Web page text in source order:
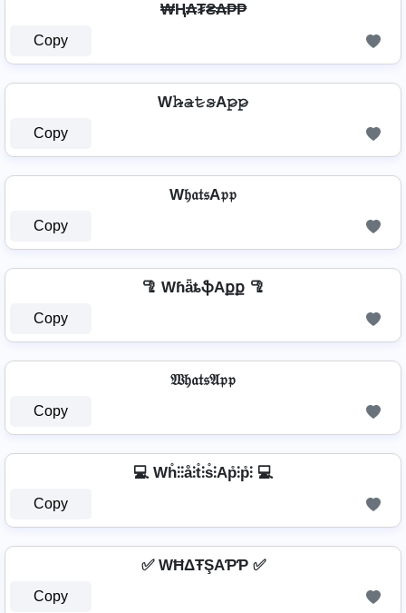
₩Ⱨ₳₮₴₳₱₱
Copy
W𝚑̷̴𝚊̷𝚝̷𝚜̷A𝚙̷𝚙̷
Copy
W𝔥𝔞𝔱𝔰A𝔭𝔭
Copy
🦿 WɦǟȶֆAքք 🦿
Copy
𝔚𝔥𝔞𝔱𝔰𝔄𝔭𝔭
Copy
💻 Wh̊⫶⫶å⫶t̊⫶s̊⫶Ap̊⫶p̊⫶ 💻
Copy
✅ WĦΔŦŞAƤƤ ✅
Copy